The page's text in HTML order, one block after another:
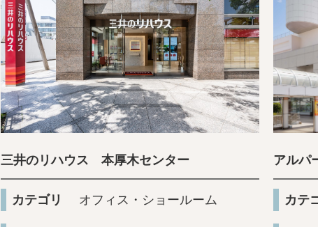
三井のリハウス 本厚木センター
カテゴリ オフィス・ショールーム
アルパ
カテ